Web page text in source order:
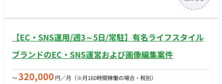
【EC・SNS運用/週3～5日/常駐】有名ライフスタイル
ブランドのEC・SNS運営および画像編集案件
〜320,000 円／月 （※月160時間稼働の場合・税別）